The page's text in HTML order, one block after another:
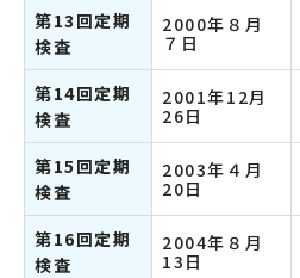
第13回定期
検査
2000年８月
７日
第14回定期
検査
2001年12月
26日
第15回定期
検査
2003年４月
20日
第16回定期
検査
2004年８月
13日